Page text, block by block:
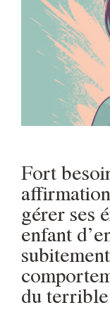
Fort
gérer ses
enfant
du